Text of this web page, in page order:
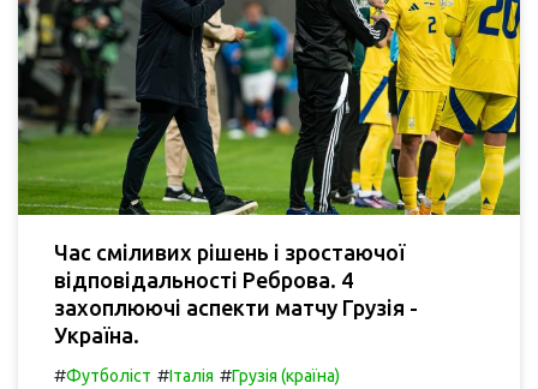
Час сміливих рішень і зростаючої
відповідальності Реброва. 4
захоплюючі аспекти матчу Грузія -
Україна.
#Футболіст #Італія #Грузія (країна)